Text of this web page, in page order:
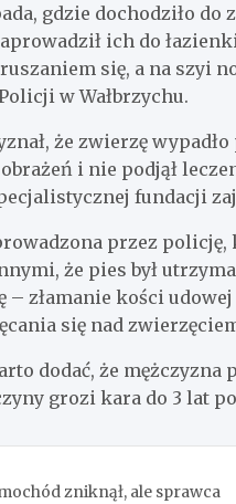
gdzie dochodziło
ich do
się, a na szyi
w Wałbrzychu.
że zwierzę
i nie podjął
fundacji
przez
że pies był
– złamanie kości
się nad
dodać, że
grozi kara do 3 lat
zniknął, ale sprawca